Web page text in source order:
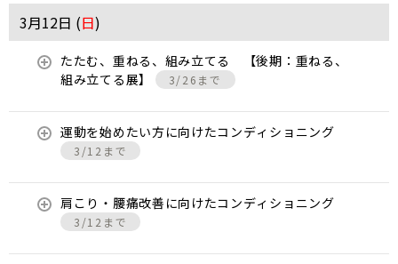
3月12日 (日)
たたむ、重ねる、組み立てる 【後期：重ねる、
組み立てる展】
3/26まで
運動を始めたい方に向けたコンディショニング
3/12まで
肩こり・腰痛改善に向けたコンディショニング
3/12まで